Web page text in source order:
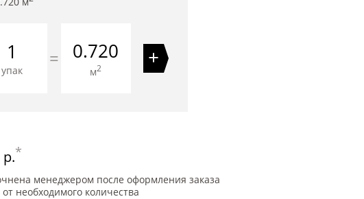
упак
= 0.720
м2 +
р.*
менеджером после оформления заказа
необходимого количества